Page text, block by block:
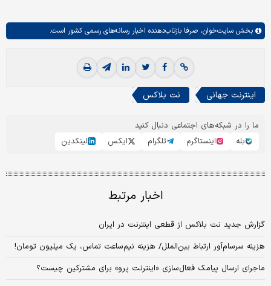
بخش سایت‌خوان، صرفا بازتاب‌دهنده اخبار رسانه‌های رسمی کشور است.
اینترنت جهانی نت بلاکس
ما را در شبکه‌های اجتماعی دنبال کنید
بله
اینستاگرم تلگرام ایکس لینکدین
اخبار مرتبط
گزارش جدید نت بلاکس از قطعی اینترنت در ایران
هزینه سرسام‌آور ارتباط بین‌الملل/ هزینه‌ نیم‌ساعت تماس، یک میلیون تومان!
ماجرای ارسال پیامک فعال‌سازی «اینترنت پرو» برای مشترکین چیست؟